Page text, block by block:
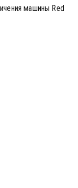
машины Red